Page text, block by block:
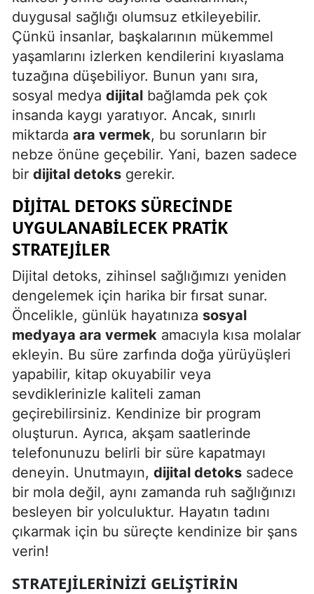
Yalova
Karabük
Kilis
Osmaniye
Düzce
duygusal sağlığı olumsuz etkileyebilir.
Çünkü insanlar, başkalarının mükemmel
yaşamlarını izlerken kendilerini kıyaslama
tuzağına düşebiliyor. Bunun yanı sıra,
sosyal medya dijital bağlamda pek çok
insanda kaygı yaratıyor. Ancak, sınırlı
miktarda ara vermek, bu sorunların bir
nebze önüne geçebilir. Yani, bazen sadece
bir dijital detoks gerekir.
DIJITAL DETOKS SÜRECINDE
UYGULANABILECEK PRATIK
STRATEJILER
Dijital detoks, zihinsel sağlığımızı yeniden
dengelemek için harika bir fırsat sunar.
Öncelikle, günlük hayatınıza sosyal
medyaya ara vermek amacıyla kısa molalar
ekleyin. Bu süre zarfında doğa yürüyüşleri
yapabilir, kitap okuyabilir veya
sevdiklerinizle kaliteli zaman
geçirebilirsiniz. Kendinize bir program
oluşturun. Ayrıca, akşam saatlerinde
telefonunuzu belirli bir süre kapatmayı
deneyin. Unutmayın, dijital detoks sadece
bir mola değil, aynı zamanda ruh sağlığınızı
besleyen bir yolculuktur. Hayatın tadını
çıkarmak için bu süreçte kendinize bir şans
verin!
STRATEJILERINIZI GELIŞTIRIN